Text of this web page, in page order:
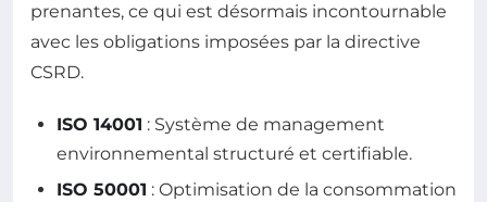
prenantes, ce qui est désormais incontournable
avec les obligations imposées par la directive
CSRD.
ISO 14001 : Système de management
environnemental structuré et certifiable.
ISO 50001 : Optimisation de la consommation